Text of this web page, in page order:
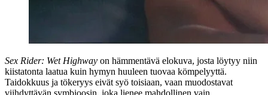
Sex Rider: Wet Highway on hämmentävä elokuva, josta löytyy niin
kiistatonta laatua kuin hymyn huuleen tuovaa kömpelyyttä.
Taidokkuus ja tökeryys eivät syö toisiaan, vaan muodostavat
viihdyttävän symbioosin, joka lienee mahdollinen vain